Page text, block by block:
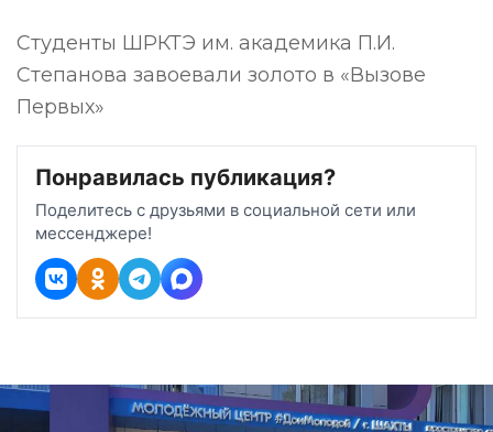
Студенты ШРКТЭ им. академика П.И.
Степанова завоевали золото в «Вызове
Первых»
Понравилась публикация?
Поделитесь с друзьями в социальной сети или
мессенджере!